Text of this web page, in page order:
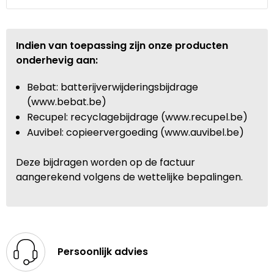
Indien van toepassing zijn onze producten
onderhevig aan:
Bebat: batterijverwijderingsbijdrage
(www.bebat.be)
Recupel: recyclagebijdrage (www.recupel.be)
Auvibel: copieervergoeding (www.auvibel.be)
Deze bijdragen worden op de factuur
aangerekend volgens de wettelijke bepalingen.
Persoonlijk advies